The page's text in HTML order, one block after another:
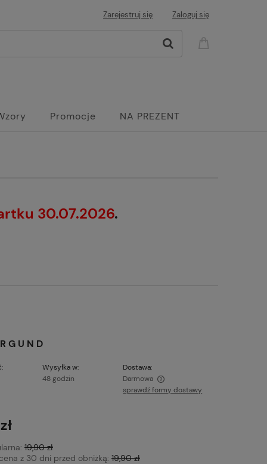
Zarejestruj się Zaloguj się
Promocje NA PREZENT
30.07.2026.
Wysyłka w:
48 godzin
Dostawa:
Darmowa
sprawdź formy dostawy
19,90 zł
z 30 dni przed obniżką: 19,90 zł